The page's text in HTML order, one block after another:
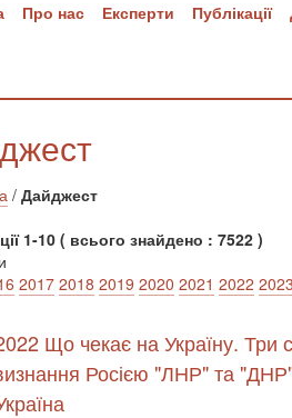
Про нас Експерти Публікації
/ Дайджест
1-10 ( всього знайдено : 7522 )
2017 2018 2019 2020 2021 2022
Що чекає на Україну. Три
Росією "ЛНР" та